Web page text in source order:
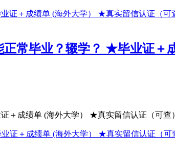
正常毕业？辍学？ ★毕业证
＋成绩单 (海外大学） ★真实留信认证（可查